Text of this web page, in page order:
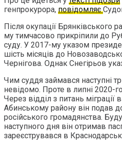
генпрокурора, повідомляє
Після окупації Брянківського
му тимчасово прикріпили до
суду. У 2017-му указом
шість місяців до
Чернігова. Однак Снегірьов
Чим суддя займався наступні
невідомо. Проте в липні 2020-
Через відділ з питань міграції
Абинському району він подав
російського громадянства.
наступного дня він отримав
зареєструвався в